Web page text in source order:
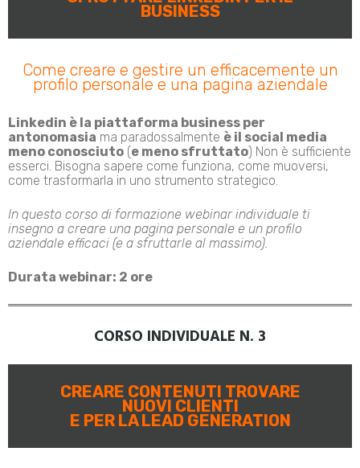
BUSINESS
Come creare e gestire un efficacemente un
profilo personale e una pagina aziendale
Linkedin è la piattaforma business per
antonomasia ma paradossalmente è il social media
meno conosciuto (e meno sfruttato) Non è sufficiente
esserci. Bisogna sapere come funziona, come muoversi,
come trasformarla in uno strumento strategico.
In questo corso di formazione webinar individuale ti
insegno a creare una pagina personale e un profilo
aziendale efficaci (e a sfruttarle al massimo).
Durata webinar: 2 ore
CORSO INDIVIDUALE N. 3
CREARE CONTENUTI TROVARE
NUOVI CLIENTI
E PER LA LEAD GENERATION